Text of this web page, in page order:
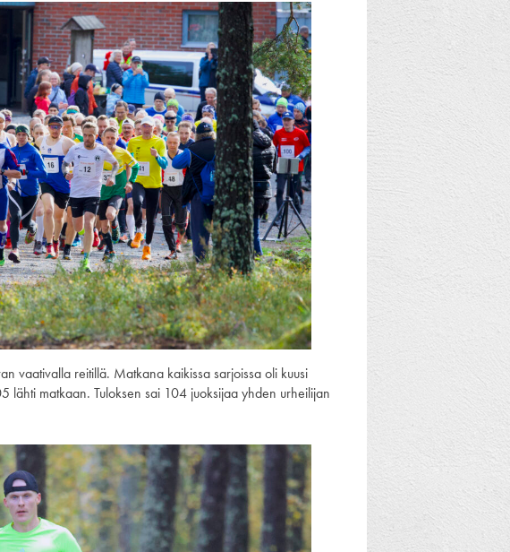
vaativalla reitillä. Matkana kaikissa sarjoissa oli kuusi
lähti matkaan. Tuloksen sai 104 juoksijaa yhden urheilijan